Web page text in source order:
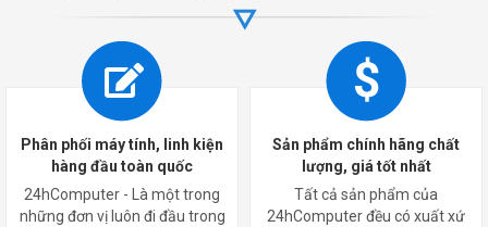
Phân phối máy tính, linh kiện
hàng đầu toàn quốc
24hComputer - Là một trong
những đơn vị luôn đi đầu trong
Sản phẩm chính hãng chất
lượng, giá tốt nhất
Tất cả sản phẩm của
24hComputer đều có xuất xứ